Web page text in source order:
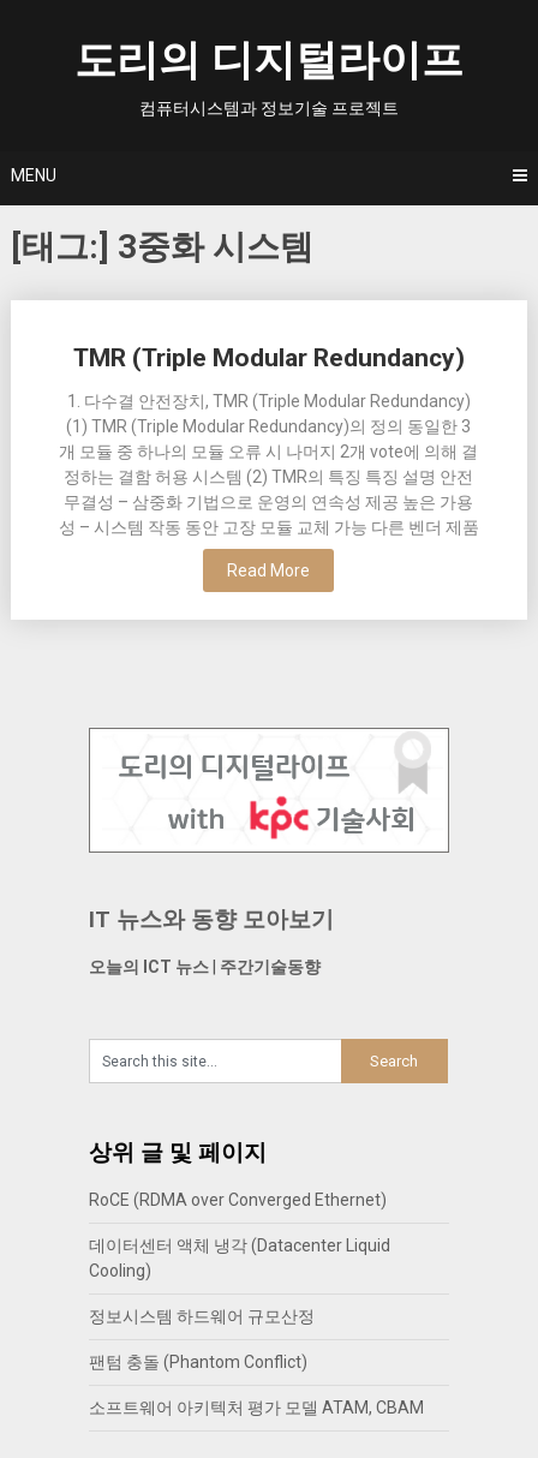
도리의 디지털라이프
컴퓨터시스템과 정보기술 프로젝트
MENU
[태그:] 3중화 시스템
TMR (Triple Modular Redundancy)
1. 다수결 안전장치, TMR (Triple Modular Redundancy)
(1) TMR (Triple Modular Redundancy)의 정의 동일한 3
개 모듈 중 하나의 모듈 오류 시 나머지 2개 vote에 의해 결
정하는 결함 허용 시스템 (2) TMR의 특징 특징 설명 안전
무결성 – 삼중화 기법으로 운영의 연속성 제공 높은 가용
성 – 시스템 작동 동안 고장 모듈 교체 가능 다른 벤더 제품
Read More
navigation
IT 뉴스와 동향 모아보기
오늘의 ICT 뉴스| 주간기술동향
상위 글 및 페이지
RoCE (RDMA over Converged Ethernet)
데이터센터 액체 냉각 (Datacenter Liquid
Cooling)
정보시스템 하드웨어 규모산정
팬텀 충돌 (Phantom Conflict)
소프트웨어 아키텍처 평가 모델 ATAM, CBAM